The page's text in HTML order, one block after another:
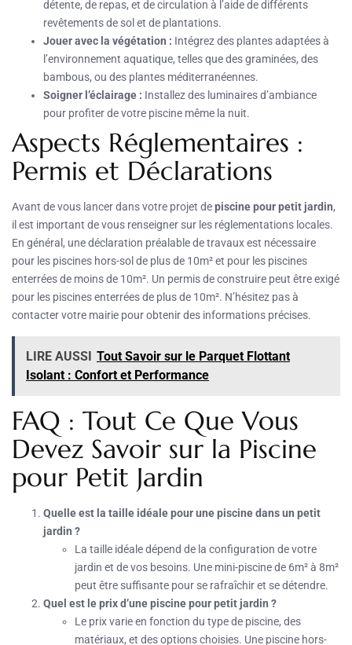
détente, de repas, et de circulation à l’aide de différents
revêtements de sol et de plantations.
Jouer avec la végétation : Intégrez des plantes adaptées à
l’environnement aquatique, telles que des graminées, des
bambous, ou des plantes méditerranéennes.
Soigner l’éclairage : Installez des luminaires d’ambiance
pour profiter de votre piscine même la nuit.
Aspects Réglementaires :
Permis et Déclarations
Avant de vous lancer dans votre projet depiscine pour petit jardin,
il est important de vous renseigner sur les réglementations locales.
En général, une déclaration préalable de travaux est nécessaire
pour les piscines hors-sol de plus de 10m² et pour les piscines
enterrées de moins de 10m². Un permis de construire peut être exigé
pour les piscines enterrées de plus de 10m². N’hésitez pas à
contacter votre mairie pour obtenir des informations précises.
LIRE AUSSI Tout Savoir sur le Parquet Flottant
Isolant : Confort et Performance
FAQ : Tout Ce Que Vous
Devez Savoir sur la Piscine
pour Petit Jardin
Quelle est la taille idéale pour une piscine dans un petit
jardin ?
La taille idéale dépend de la configuration de votre
jardin et de vos besoins. Une mini-piscine de 6m² à 8m²
peut être suffisante pour se rafraîchir et se détendre.
Quel est le prix d’une piscine pour petit jardin ?
Le prix varie en fonction du type de piscine, des
matériaux, et des options choisies. Une piscine hors-